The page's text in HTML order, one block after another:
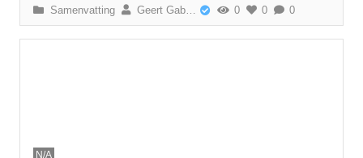
Samenvatting Geert Gabriëls 0 0 0
N/A